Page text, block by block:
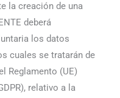
la creación de una
deberá
los datos
cuales se tratarán de
Reglamento (UE)
relativo a la